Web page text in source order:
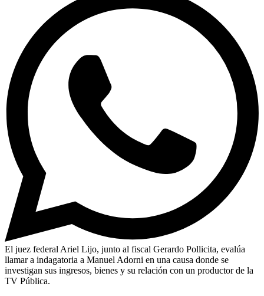
El juez federal Ariel Lijo, junto al fiscal Gerardo Pollicita, evalúa
llamar a indagatoria a Manuel Adorni en una causa donde se
investigan sus ingresos, bienes y su relación con un productor de la
TV Pública.